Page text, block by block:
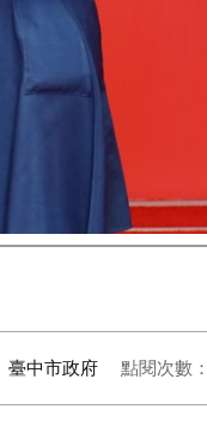
臺中市政府 點閱次數：